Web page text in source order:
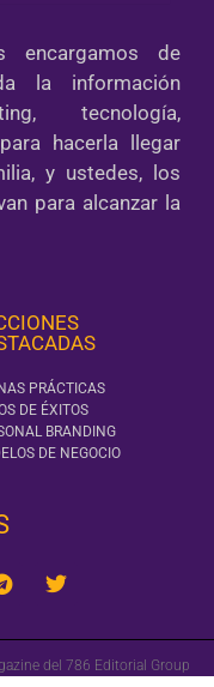
encargamos de
la información
tecnología,
hacerla llegar
y ustedes, los
para alcanzar la
PRÁCTICAS
DE ÉXITOS
BRANDING
DE NEGOCIO
del 786 Editorial Group